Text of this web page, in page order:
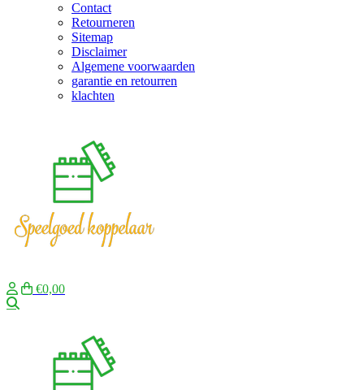
Contact
Retourneren
Sitemap
Disclaimer
Algemene voorwaarden
garantie en retourren
klachten
€0,00